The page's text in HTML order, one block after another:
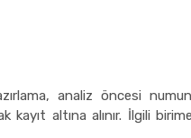
analiz öncesi
altına alınır. İlgili